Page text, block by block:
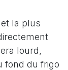
la plus
lourd,
fond du frigo